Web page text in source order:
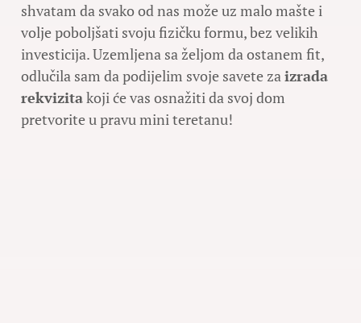
shvatam da svako od nas može uz malo mašte i
volje poboljšati svoju fizičku formu, bez velikih
investicija. Uzemljena sa željom da ostanem fit,
odlučila sam da podijelim svoje savete zaizrada
rekvizitakoji će vas osnažiti da svoj dom
pretvorite u pravu mini teretanu!